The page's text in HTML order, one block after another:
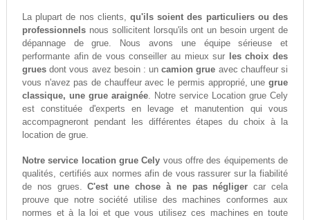
La plupart de nos clients, qu'ils soient des particuliers ou des
professionnelsnous sollicitent lorsqu'ils ont un besoin urgent de
dépannage de grue. Nous avons une équipe sérieuse et
performante afin de vous conseiller au mieux sur
les choix des
gruesdont vous avez besoin : uncamion grue avec chauffeur si
vous n'avez pas de chauffeur avec le permis approprié, unegrue
classique, une grue araignée. Notre service Location grue Cely
est constituée d'experts en levage et manutention qui vous
accompagneront pendant les différentes étapes du choix à la
location de grue.
Notre service location grue Cely vous offre des équipements de
qualités, certifiés aux normes afin de vous rassurer sur la fiabilité
de nos grues.C'est une chose à ne pas négliger car cela
prouve que notre société utilise des machines conformes aux
normes et à la loi et que vous utilisez ces machines en toute